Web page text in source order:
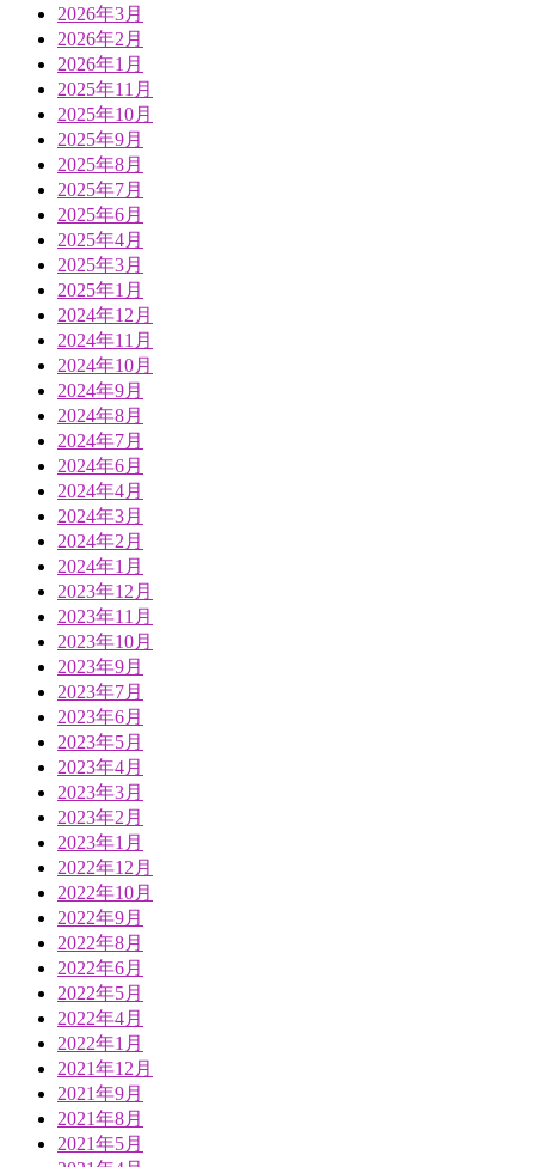
2026年3月
2026年2月
2026年1月
2025年11月
2025年10月
2025年9月
2025年8月
2025年7月
2025年6月
2025年4月
2025年3月
2025年1月
2024年12月
2024年11月
2024年10月
2024年9月
2024年8月
2024年7月
2024年6月
2024年4月
2024年3月
2024年2月
2024年1月
2023年12月
2023年11月
2023年10月
2023年9月
2023年7月
2023年6月
2023年5月
2023年4月
2023年3月
2023年2月
2023年1月
2022年12月
2022年10月
2022年9月
2022年8月
2022年6月
2022年5月
2022年4月
2022年1月
2021年12月
2021年9月
2021年8月
2021年5月